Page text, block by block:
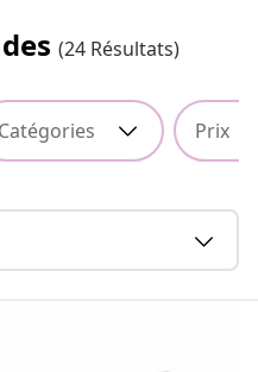
(24 Résultats)
Catégories Prix